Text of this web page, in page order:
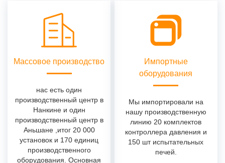
Массовое производство
нас есть один
производственный центр в
Нанкине и один
производственный центр в
Аньшане ,итог 20 000
установок и 170 единиц
производственного
оборудования. Основная
Импортные
оборудования
Мы импортировали на
нашу производственную
линию 20 комплектов
контроллера давления и
150 шт испытательных
печей.